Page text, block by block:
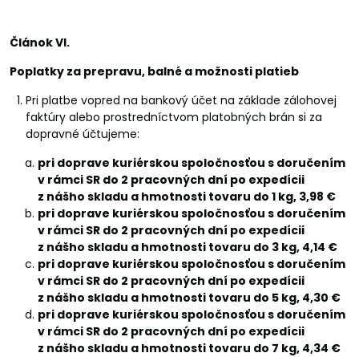
Článok VI.
Poplatky za prepravu, balné a možnosti platieb
Pri platbe vopred na bankový účet na základe zálohovej
faktúry alebo prostredníctvom platobných brán si za
dopravné účtujeme:
pri doprave kuriérskou spoločnosťou s doručením
v rámci SR do 2 pracovných dní po expedícii
z nášho skladu a hmotnosti tovaru do 1 kg, 3,98 €
pri doprave kuriérskou spoločnosťou s doručením
v rámci SR do 2 pracovných dní po expedícii
z nášho skladu a hmotnosti tovaru do 3 kg, 4,14 €
pri doprave kuriérskou spoločnosťou s doručením
v rámci SR do 2 pracovných dní po expedícii
z nášho skladu a hmotnosti tovaru do 5 kg, 4,30 €
pri doprave kuriérskou spoločnosťou s doručením
v rámci SR do 2 pracovných dní po expedícii
z nášho skladu a hmotnosti tovaru do 7 kg, 4,34 €